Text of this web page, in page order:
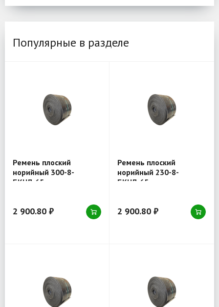
Популярные в разделе
Ремень плоский
норийный 300-8-
БКНЛ-65
2 900.80 ₽
Ремень плоский
норийный 230-8-
БКНЛ-65
2 900.80 ₽